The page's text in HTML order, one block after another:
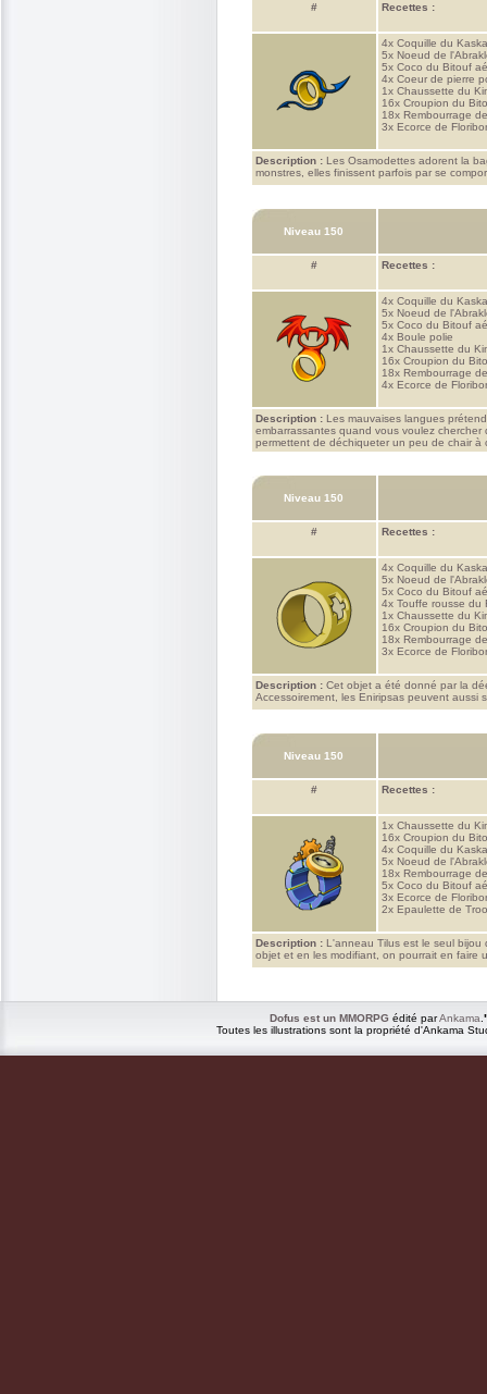
# Recettes :
4x Coquille du
5x Noeud de
5x Coco du Bitouf
4x Coeur de pierre
1x Chaussette du
16x Croupion du
18x Rembourrage
3x Ecorce de
Description : Les Osamodettes adorent la
monstres, elles finissent parfois par se
Niveau 150
# Recettes :
4x Coquille du
5x Noeud de
5x Coco du Bitouf
4x Boule polie
1x Chaussette du
16x Croupion du
18x Rembourrage
4x Ecorce de
Description : Les mauvaises langues
embarrassantes quand vous voulez
permettent de déchiqueter un peu de chair à
Niveau 150
# Recettes :
4x Coquille du
5x Noeud de
5x Coco du Bitouf
4x Touffe rousse du
1x Chaussette du
16x Croupion du
18x Rembourrage
3x Ecorce de
Description : Cet objet a été donné par la
Accessoirement, les Eniripsas peuvent aussi
Niveau 150
# Recettes :
1x Chaussette du
16x Croupion du
4x Coquille du
5x Noeud de
18x Rembourrage
5x Coco du Bitouf
3x Ecorce de
2x Epaulette de
Description : L'anneau Tilus est le seul
objet et en les modifiant, on pourrait en faire
Dofus est un MMORPG édité parAnkama .
Toutes les illustrations sont la propriété d'Ankama